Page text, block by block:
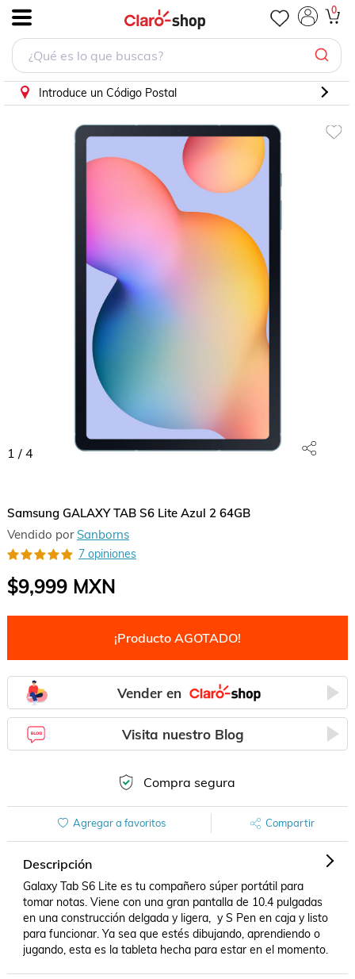
0
Introduce un Código Postal
1 / 4
Samsung GALAXY TAB S6 Lite Azul 2 64GB
Vendido por Sanborns
7 opiniones
$9,999MXN
¡Producto AGOTADO!
Vender en
Visita nuestro Blog
Compra segura
Agregar a favoritos Compartir
Descripción
Galaxy Tab S6 Lite es tu compañero súper portátil para
tomar notas. Viene con una gran pantalla de 10.4 pulgadas
en una construcción delgada y ligera,  y S Pen en caja y listo
para funcionar. Ya sea que estés dibujando, aprendiendo o
jugando, esta es la tableta hecha para estar en el momento.